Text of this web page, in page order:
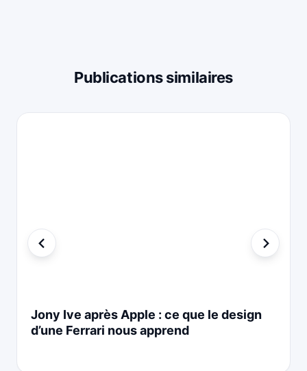
Publications similaires
Jony Ive après Apple : ce que le design
d’une Ferrari nous apprend